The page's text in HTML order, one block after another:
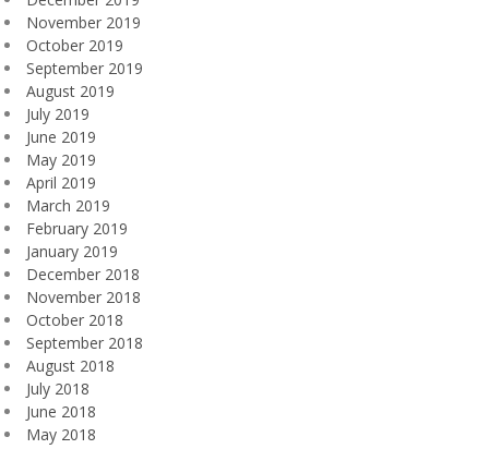
November 2019
October 2019
September 2019
August 2019
July 2019
June 2019
May 2019
April 2019
March 2019
February 2019
January 2019
December 2018
November 2018
October 2018
September 2018
August 2018
July 2018
June 2018
May 2018